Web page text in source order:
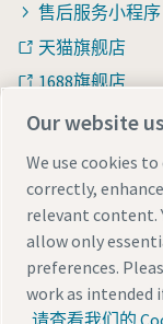
售后服务小程序
天猫旗舰店
1688旗舰店
知乎
法律和隐私声明
沪ICP备15004877
Our website
We use cookies
correctly,
relevant content.
allow only
preferences.
work as intended